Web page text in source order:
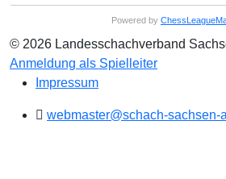
Powered by
© 2026 Landesschachverband
Anmeldung als Spielleiter
Impressum
webmaster@schach-sachsen-